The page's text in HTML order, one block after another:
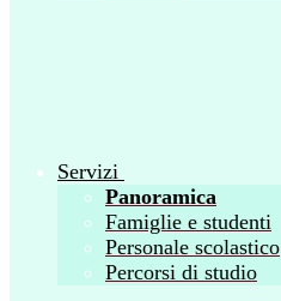
Servizi
Panoramica
Famiglie e studenti
Personale scolastico
Percorsi di studio